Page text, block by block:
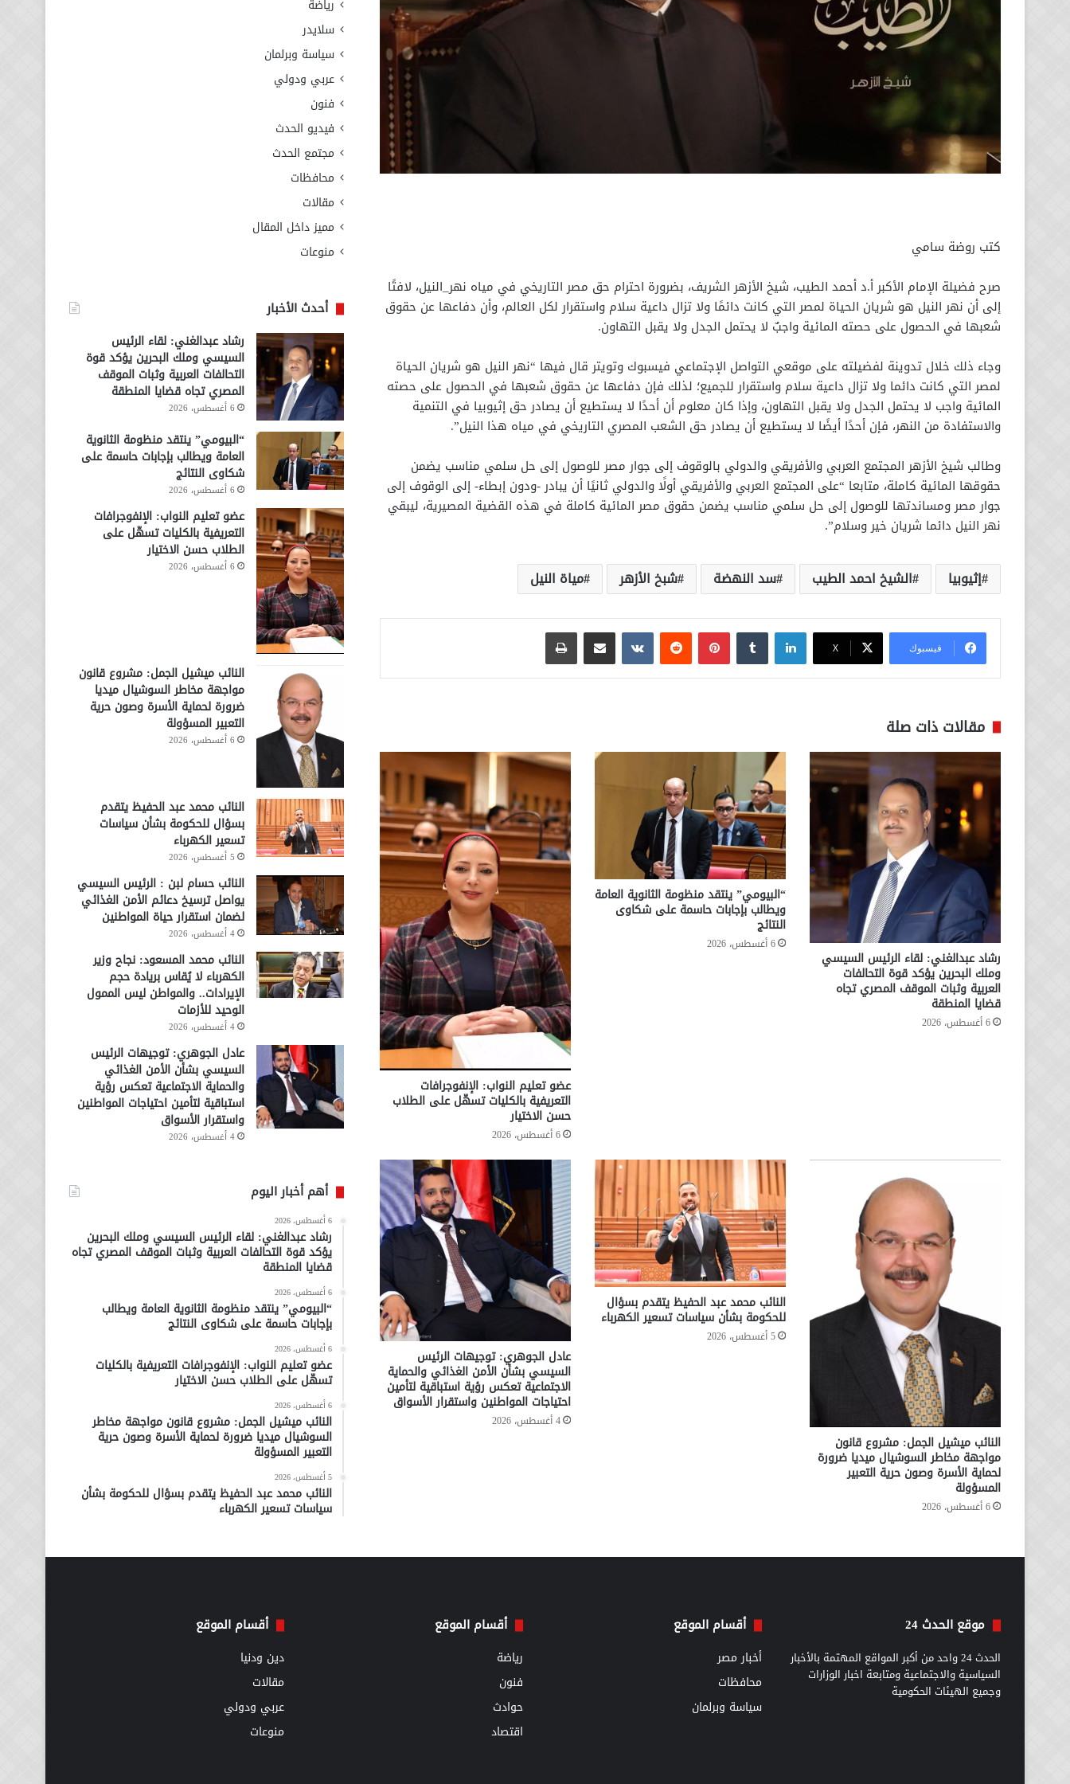
كتب روضة سامي
صرح فضيلة الإمام الأكبر أ.د أحمد الطيب، شيخ الأزهر الشريف، بضرورة احترام حق مصر التاريخي في مياه نهر_النيل، لافتًا
إلى أن نهر النيل هو شريان الحياة لمصر التي كانت دائمًا ولا تزال داعية سلام واستقرار لكل العالم، وأن دفاعها عن حقوق
شعبها في الحصول على حصته المائية واجبٌ لا يحتمل الجدل ولا يقبل التهاون.
وجاء ذلك خلال تدوينة لفضيلته على موقعي التواصل الإجتماعي فيسبوك وتويتر قال فيها “نهر النيل هو شريان الحياة
لمصر التي كانت دائما ولا تزال داعية سلام واستقرار للجميع؛ لذلك فإن دفاعها عن حقوق شعبها في الحصول على حصته
المائية واجب لا يحتمل الجدل ولا يقبل التهاون، وإذا كان معلوم أن أحدًا لا يستطيع أن يصادر حق إثيوبيا في التنمية
والاستفادة من النهر، فإن أحدًا أيضًا لا يستطيع أن يصادر حق الشعب المصري التاريخي في مياه هذا النيل”.
وطالب شيخ الأزهر المجتمع العربي والأفريقي والدولي بالوقوف إلى جوار مصر للوصول إلى حل سلمي مناسب يضمن
حقوقها المائية كاملة، متابعا “على المجتمع العربي والأفريقي أولًا والدولي ثانيًا أن يبادر -ودون إبطاء- إلى الوقوف إلى
جوار مصر ومساندتها للوصول إلى حل سلمي مناسب يضمن حقوق مصر المائية كاملة في هذه القضية المصيرية، ليبقي
نهر النيل دائما شريان خير وسلام”.
إثيوبيا الشيخ احمد الطيب سد النهضة شبخ الأزهر مياة النيل
فيسبوك ‫X
لينكدإن بينتيريست مشاركة عبر البريد طباعة
مقالات ذات صلة
رشاد عبدالغني: لقاء الرئيس السيسي
وملك البحرين يؤكد قوة التحالفات
العربية وثبات الموقف المصري تجاه
قضايا المنطقة
6 أغسطس، 2026
“البيومي” ينتقد منظومة الثانوية العامة
ويطالب بإجابات حاسمة على شكاوى
النتائج
6 أغسطس، 2026
عضو تعليم النواب: الإنفوجرافات
التعريفية بالكليات تسهّل على الطلاب
حسن الاختيار
6 أغسطس، 2026
النائب ميشيل الجمل: مشروع قانون
مواجهة مخاطر السوشيال ميديا ضرورة
لحماية الأسرة وصون حرية التعبير
المسؤولة
6 أغسطس، 2026
النائب محمد عبد الحفيظ يتقدم بسؤال
للحكومة بشأن سياسات تسعير الكهرباء
5 أغسطس، 2026
عادل الجوهري: توجيهات الرئيس
السيسي بشأن الأمن الغذائي والحماية
الاجتماعية تعكس رؤية استباقية لتأمين
احتياجات المواطنين واستقرار الأسواق
4 أغسطس، 2026
رياضة
سلايدر
سياسة وبرلمان
عربي ودولي
فنون
فيديو الحدث
مجتمع الحدث
محافظات
مقالات
مميز داخل المقال
منوعات
أحدث الأخبار
رشاد عبدالغني: لقاء الرئيس
السيسي وملك البحرين يؤكد قوة
التحالفات العربية وثبات الموقف
المصري تجاه قضايا المنطقة
6 أغسطس، 2026
“البيومي” ينتقد منظومة الثانوية
العامة ويطالب بإجابات حاسمة على
شكاوى النتائج
6 أغسطس، 2026
عضو تعليم النواب: الإنفوجرافات
التعريفية بالكليات تسهّل على
الطلاب حسن الاختيار
6 أغسطس، 2026
النائب ميشيل الجمل: مشروع قانون
مواجهة مخاطر السوشيال ميديا
ضرورة لحماية الأسرة وصون حرية
التعبير المسؤولة
6 أغسطس، 2026
النائب محمد عبد الحفيظ يتقدم
بسؤال للحكومة بشأن سياسات
تسعير الكهرباء
5 أغسطس، 2026
النائب حسام لبن : الرئيس السيسي
يواصل ترسيخ دعائم الأمن الغذائي
لضمان استقرار حياة المواطنين
4 أغسطس، 2026
النائب محمد المسعود: نجاح وزير
الكهرباء لا يُقاس بريادة حجم
الإيرادات.. والمواطن ليس الممول
الوحيد للأزمات
4 أغسطس، 2026
عادل الجوهري: توجيهات الرئيس
السيسي بشأن الأمن الغذائي
والحماية الاجتماعية تعكس رؤية
استباقية لتأمين احتياجات المواطنين
واستقرار الأسواق
4 أغسطس، 2026
أهم أخبار اليوم
6 أغسطس، 2026
رشاد عبدالغني: لقاء الرئيس السيسي وملك البحرين
يؤكد قوة التحالفات العربية وثبات الموقف المصري تجاه
قضايا المنطقة
6 أغسطس، 2026
“البيومي” ينتقد منظومة الثانوية العامة ويطالب
بإجابات حاسمة على شكاوى النتائج
6 أغسطس، 2026
عضو تعليم النواب: الإنفوجرافات التعريفية بالكليات
تسهّل على الطلاب حسن الاختيار
6 أغسطس، 2026
النائب ميشيل الجمل: مشروع قانون مواجهة مخاطر
السوشيال ميديا ضرورة لحماية الأسرة وصون حرية
التعبير المسؤولة
5 أغسطس، 2026
النائب محمد عبد الحفيظ يتقدم بسؤال للحكومة بشأن
سياسات تسعير الكهرباء
موقع الحدث 24
الحدث 24 واحد من أكبر المواقع المهتمة بالأخبار
السياسية والاجتماعية ومتابعة اخبار الوزارات
وجميع الهيئات الحكومية
أقسام الموقع
أخبار مصر
محافظات
سياسة وبرلمان
أقسام الموقع
رياضة
فنون
حوادث
اقتصاد
أقسام الموقع
دين ودنيا
مقالات
عربي ودولي
منوعات